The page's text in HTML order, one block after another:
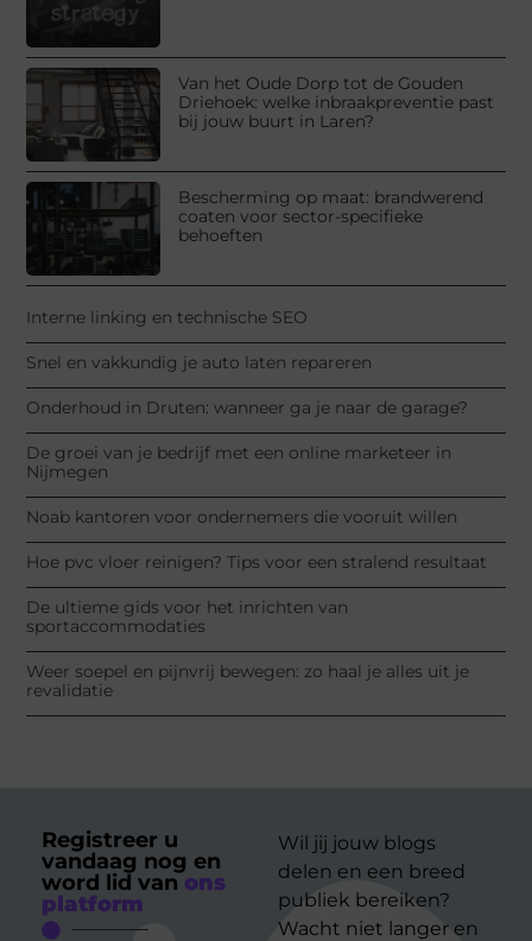
Van het Oude Dorp tot de Gouden
Driehoek: welke inbraakpreventie past
bij jouw buurt in Laren?
Bescherming op maat: brandwerend
coaten voor sector-specifieke
behoeften
Interne linking en technische SEO
Snel en vakkundig je auto laten repareren
Onderhoud in Druten: wanneer ga je naar de garage?
De groei van je bedrijf met een online marketeer in
Nijmegen
Noab kantoren voor ondernemers die vooruit willen
Hoe pvc vloer reinigen? Tips voor een stralend resultaat
De ultieme gids voor het inrichten van
sportaccommodaties
Weer soepel en pijnvrij bewegen: zo haal je alles uit je
revalidatie
Registreer u
vandaag nog en
word lid van ons
platform
Wil jij jouw blogs
delen en een breed
publiek bereiken?
Wacht niet langer en